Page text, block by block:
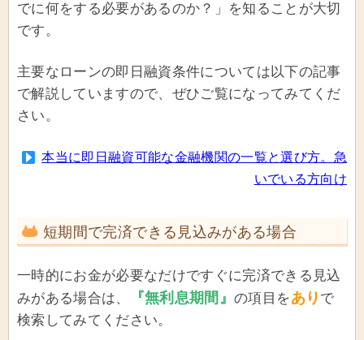
でに何をする必要があるのか？」を知ることが大切
です。
主要なローンの即日融資条件については以下の記事
で解説していますので、ぜひご覧になってみてくだ
さい。
本当に即日融資可能な金融機関の一覧と選び方。急
いでいる方向け
短期間で完済できる見込みがある場合
一時的にお金が必要なだけですぐに完済できる見込
みがある場合は、
『無利息期間』の項目をあり で
検索してみてください。